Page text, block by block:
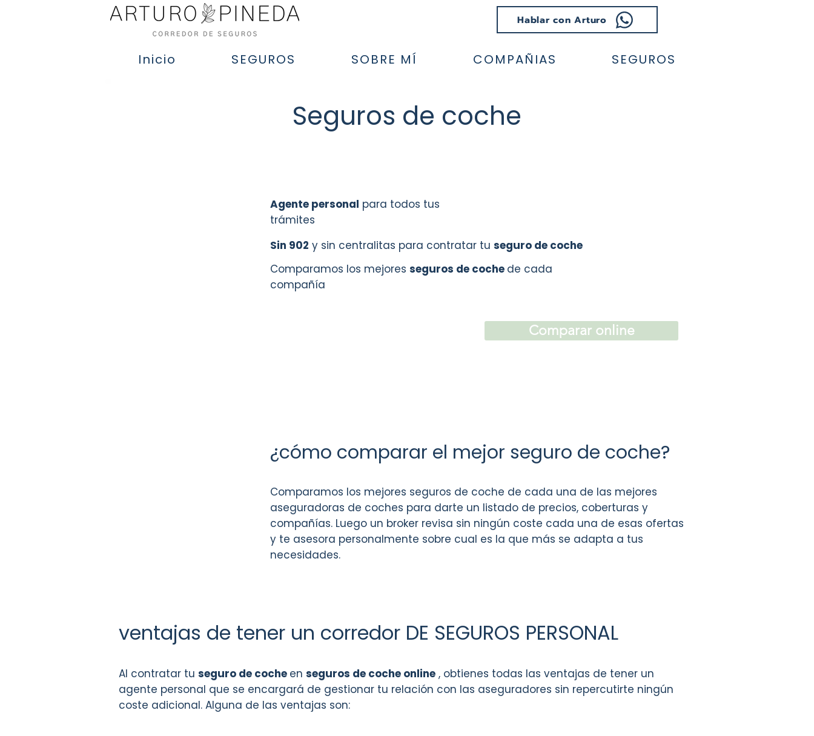
Hablar con Arturo
Inicio SEGUROS SOBRE MÍ COMPAÑIAS SEGUROS
Seguros de coche
Agente personal para todos tus
trámites
Sin 902 y sin centralitas para contratar tu seguro de coche
Comparamos los mejores seguros de coche de cada
compañía
Comparar online
¿cómo comparar el mejor seguro de coche?
Comparamos los mejores seguros de coche de cada una de las mejores
aseguradoras de coches para darte un listado de precios, coberturas y
compañías. Luego un broker revisa sin ningún coste cada una de esas ofertas
y te asesora personalmente sobre cual es la que más se adapta a tus
necesidades.
ventajas de tener un corredor DE SEGUROS PERSONAL
Al contratar tu seguro de coche en seguros de coche online , obtienes todas las ventajas de tener un
agente personal que se encargará de gestionar tu relación con las aseguradores sin repercutirte ningún
coste adicional. Alguna de las ventajas son: